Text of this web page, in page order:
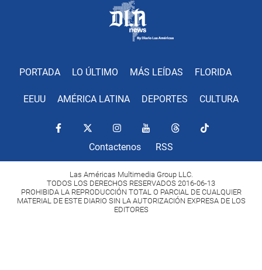
PORTADA LO ÚLTIMO MÁS LEÍDAS FLORIDA
EEUU AMÉRICA LATINA DEPORTES CULTURA
Contactenos RSS
Las Américas Multimedia Group LLC.
TODOS LOS DERECHOS RESERVADOS 2016-06-13
PROHIBIDA LA REPRODUCCIÓN TOTAL O PARCIAL DE CUALQUIER
MATERIAL DE ESTE DIARIO SIN LA AUTORIZACIÓN EXPRESA DE LOS
EDITORES